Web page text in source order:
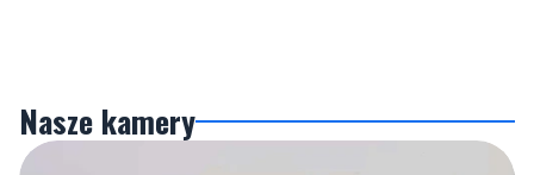
Nasze kamery